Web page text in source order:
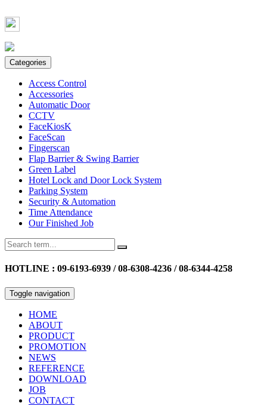
Categories
Access Control
Accessories
Automatic Door
CCTV
FaceKiosK
FaceScan
Fingerscan
Flap Barrier & Swing Barrier
Green Label
Hotel Lock and Door Lock System
Parking System
Security & Automation
Time Attendance
Our Finished Job
HOTLINE : 09-6193-6939 / 08-6308-4236 / 08-6344-4258
Toggle navigation
HOME
ABOUT
PRODUCT
PROMOTION
NEWS
REFERENCE
DOWNLOAD
JOB
CONTACT